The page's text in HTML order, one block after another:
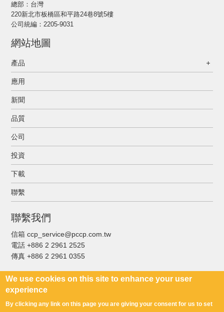
總部：台灣
220新北市板橋區和平路24巷8號5樓
公司統編：2205-9031
網站地圖
產品
應用
新聞
品質
公司
投資
下載
聯繫
聯繫我們
信箱 ccp_service@pccp.com.tw
電話 +886 2 2961 2525
傳真 +886 2 2961 0355
We use cookies on this site to enhance your user
experience
By clicking any link on this page you are giving your consent for us to set